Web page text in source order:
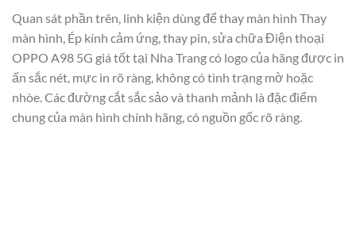
Quan sát phần trên, linh kiện dùng để thay màn hình Thay
màn hình, Ép kính cảm ứng, thay pin, sửa chữa Điện thoại
OPPO A98 5G giá tốt tại Nha Trang có logo của hãng được in
ấn sắc nét, mực in rõ ràng, không có tình trạng mờ hoặc
nhòe. Các đường cắt sắc sảo và thanh mảnh là đặc điểm
chung của màn hình chính hãng, có nguồn gốc rõ ràng.